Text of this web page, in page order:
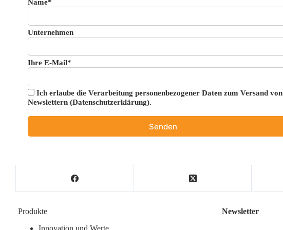
Name*
Unternehmen
Ihre E-Mail*
Ich erlaube die Verarbeitung personenbezogener Daten zum Versand von
Newslettern (Datenschutzerklärung).
Produkte
Newsletter